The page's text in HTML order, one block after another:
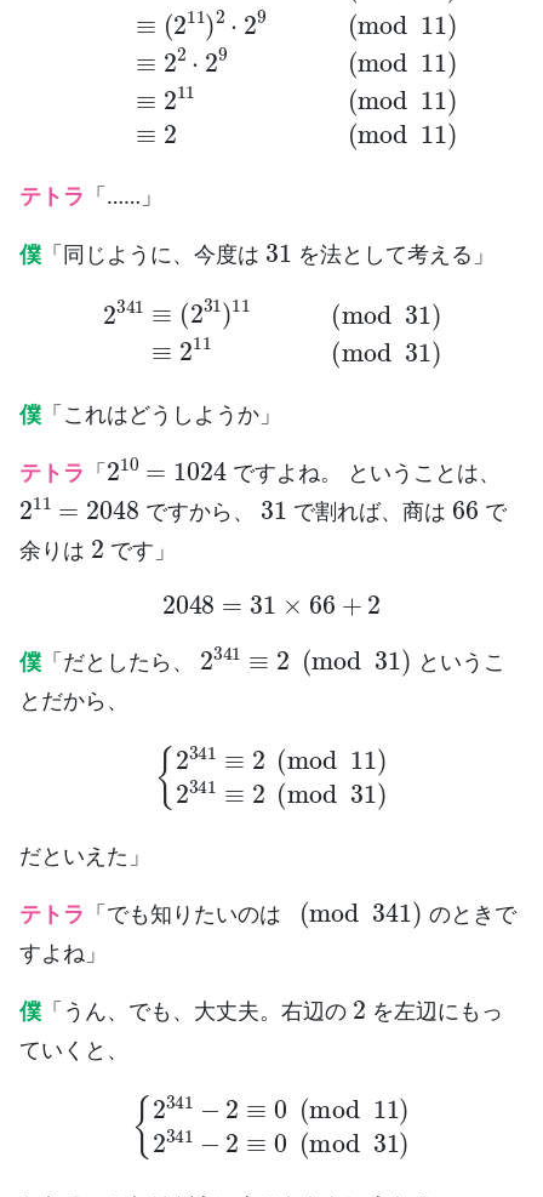
テトラ 「……」
僕 「同じように、今度は
31
を法として考える」
341≡( 31)11(mod ≡ ( mod
僕 「これはどうしようか」
テトラ 「
210 1024
ですよね。 ということは、
211 = 2048
ですから、
31
で割れば、商は
66
で
余りは
2
です」
2048 =31 × 66+ 2
僕 「だとしたら、
2341 2 mod 31)
というこ
とだから、
2(mod 11 2 341 2(mod
だといえた」
テトラ 「でも知りたいのは
mod 341)
のときで
すよね」
僕 「うん、でも、大丈夫。右辺の
2
を左辺にもっ
ていくと、
2≡0(mod )2 341 2 ≡0(mod